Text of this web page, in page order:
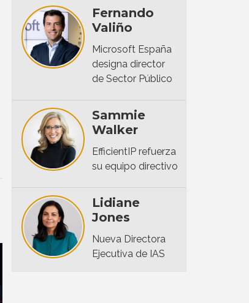
Fernando
Valiño
Microsoft España
designa director
de Sector Público
Sammie
Walker
EfficientIP refuerza
su equipo directivo
Lidiane
Jones
Nueva Directora
Ejecutiva de IAS